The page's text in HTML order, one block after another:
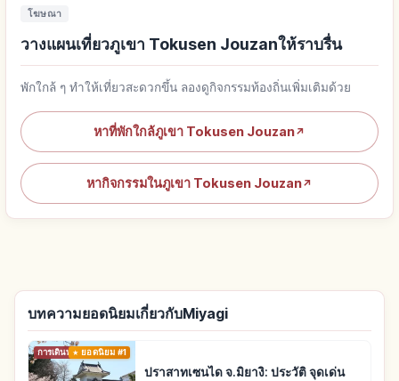
โฆษณา
วางแผนเที่ยวภูเขา Tokusen Jouzanให้ราบรื่น
พักใกล้ ๆ ทำให้เที่ยวสะดวกขึ้น ลองดูกิจกรรมท้องถิ่นเพิ่มเติมด้วย
หาที่พักใกล้ภูเขา Tokusen Jouzan↗
หากิจกรรมในภูเขา Tokusen Jouzan↗
บทความยอดนิยมเกี่ยวกับMiyagi
การเดินทาง ยอดนิยม #1
ปราสาทเซนได จ.มิยางิ: ประวัติ จุดเด่น